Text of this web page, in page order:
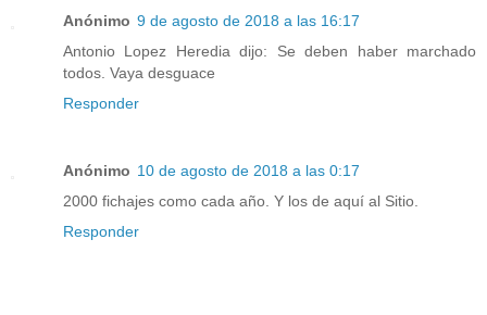
Anónimo 9 de agosto de 2018 a las 16:17
Antonio Lopez Heredia dijo: Se deben haber marchado
todos. Vaya desguace
Responder
Anónimo 10 de agosto de 2018 a las 0:17
2000 fichajes como cada año. Y los de aquí al Sitio.
Responder